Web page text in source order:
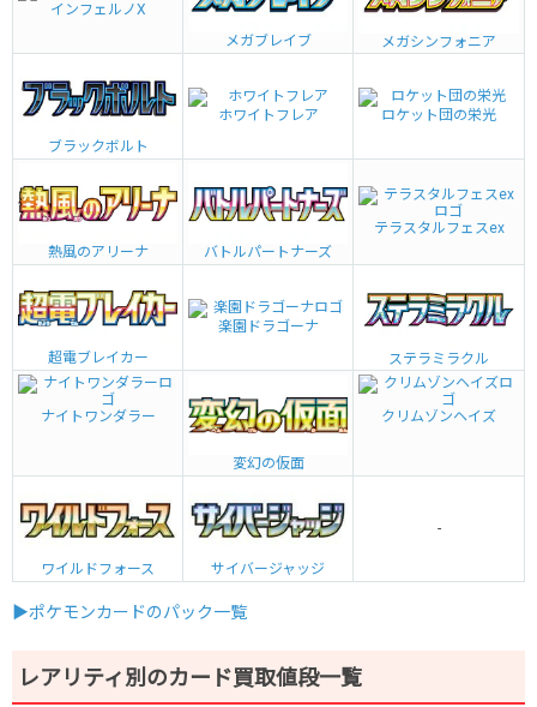
インフェルノX
メガブレイブ
メガシンフォニア
ブラックボルト
ホワイトフレア ロケット団の栄光
熱風のアリーナ バトルパートナーズ
テラスタルフェスex
超電ブレイカー
楽園ドラゴーナ
ステラミラクル
ナイトワンダラー
変幻の仮面
クリムゾンヘイズ
ワイルドフォース サイバージャッジ
-
▶ポケモンカードのパック一覧
レアリティ別のカード買取値段一覧